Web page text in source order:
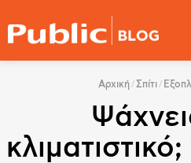
προς
το
κυρίως
here
Αρχική Σπίτι